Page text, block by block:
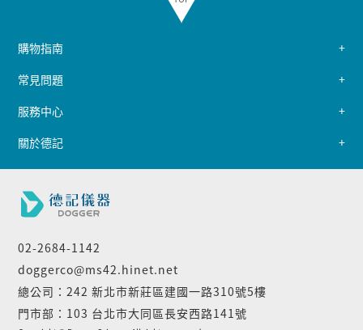
02-2684-1142
doggerco@ms42.hinet.net
總公司：242 新北市新莊區建國一路310號5樓
門市部：103 台北市大同區長安西路141號
購物指南
常見問題
服務中心
關於德記